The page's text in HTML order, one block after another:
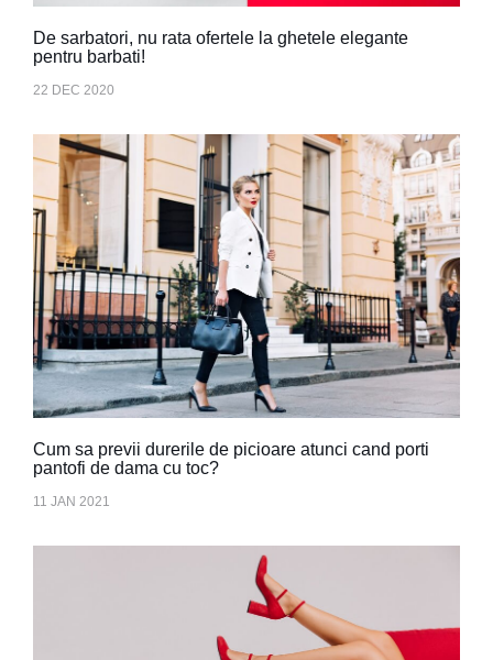
De sarbatori, nu rata ofertele la ghetele elegante
pentru barbati!
22 DEC 2020
Cum sa previi durerile de picioare atunci cand porti
pantofi de dama cu toc?
11 JAN 2021